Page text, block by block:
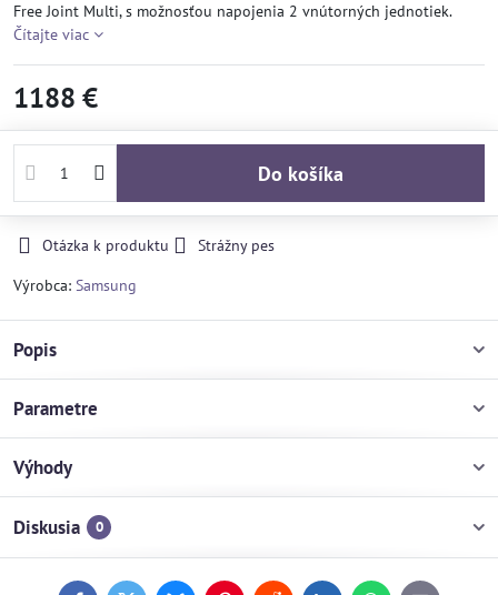
Free Joint Multi, s možnosťou napojenia 2 vnútorných jednotiek.
Čítajte viac
1188 €
Do košíka
Otázka k produktu
Strážny pes
Výrobca: Samsung
Popis
Parametre
Výhody
Diskusia 0